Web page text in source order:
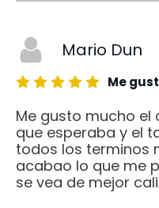
Mario Dun
Me
Me gusto mucho el
que esperaba y el
todos los terminos
acabao lo que me
se vea de mejor